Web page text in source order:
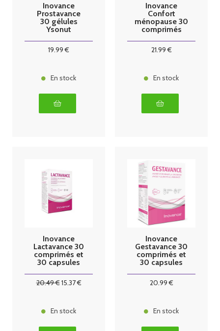
Inovance
Prostavance
30 gélules
Ysonut
19.99 €
En stock
Inovance
Confort
ménopause 30
comprimés
21.99€
En stock
Inovance
Lactavance 30
comprimés et
30 capsules
20.49€15.37€
En stock
Inovance
Gestavance 30
comprimés et
30 capsules
20.99€
En stock